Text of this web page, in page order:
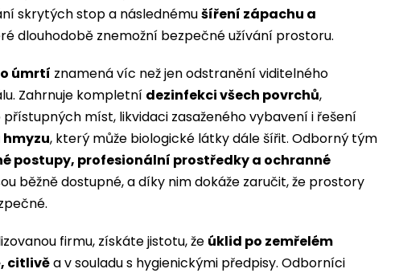
skrytých stop a následnémušíření zápachu a
dlouhodobě znemožní bezpečné užívání prostoru.
úmrtí znamená víc než jen odstranění viditelného
Zahrnuje kompletní dezinfekci všech povrchů,
míst, likvidaci zasaženého vybavení i řešení
, který může biologické látky dále šířit. Odborný tým
postupy, profesionální prostředky a ochranné
běžně dostupné, a díky nim dokáže zaručit, že prostory
firmu, získáte jistotu, že úklid po zemřelém
citlivěa v souladu s hygienickými předpisy. Odborníci